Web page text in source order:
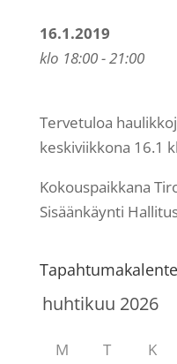
16.1.2019
klo 18:00 - 21:00
Tervetuloa
keskiviikkona 16.1
Kokouspaikkana
Sisäänkäynti
M T K